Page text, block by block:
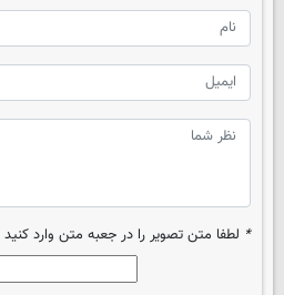
* لطفا متن تصویر را در جعبه متن وارد کنید